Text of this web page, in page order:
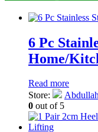
6 Pc
Home/
Read more
Store:
0 out of 5